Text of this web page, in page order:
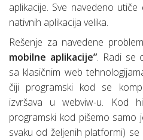
aplikacije. Sve navedeno
nativnih aplikacija velika.
Rešenje za navedene
mobilne aplikacije”. Radi se
sa klasičnim web
čiji programski kod se
izvršava u webviw-u. Kod
programski kod pišemo samo
svaku od željenih platformi)